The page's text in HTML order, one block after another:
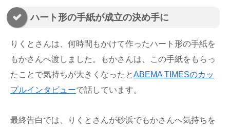
ハート形の手紙が成立の決め手に
りくとさんは、何時間もかけて作ったハート形の手紙を
もかさんへ渡しました。もかさんは、この手紙をもらっ
たことで気持ちが大きくなったとABEMA TIMESのカッ
プルインタビューで話しています。
最終告白では、りくとさんが砂浜でもかさんへ気持ちを